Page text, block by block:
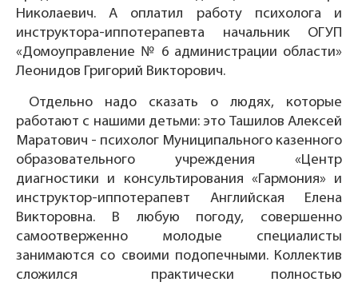
Николаевич. А оплатил работу психолога и
инструктора-иппотерапевта начальник ОГУП
«Домоуправление № 6 администрации области»
Леонидов Григорий Викторович.
Отдельно надо сказать о людях, которые
работают с нашими детьми: это Ташилов Алексей
Маратович - психолог Муниципального казенного
образовательного учреждения «Центр
диагностики и консультирования «Гармония» и
инструктор-иппотерапевт Английская Елена
Викторовна. В любую погоду, совершенно
самоотверженно молодые специалисты
занимаются со своими подопечными. Коллектив
сложился практически полностью